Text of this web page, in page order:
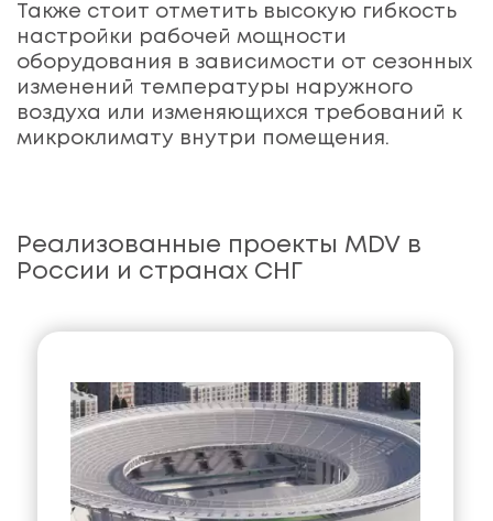
Также стоит отметить высокую гибкость
настройки рабочей мощности
оборудования в зависимости от сезонных
изменений температуры наружного
воздуха или изменяющихся требований к
микроклимату внутри помещения.
Реализованные проекты MDV в
России и странах СНГ